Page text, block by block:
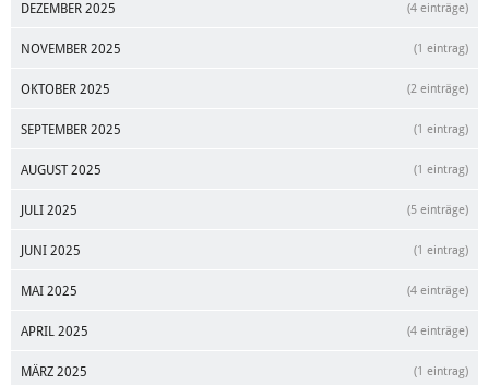
DEZEMBER 2025 (4 einträge)
NOVEMBER 2025 (1 eintrag)
OKTOBER 2025 (2 einträge)
SEPTEMBER 2025 (1 eintrag)
AUGUST 2025 (1 eintrag)
JULI 2025 (5 einträge)
JUNI 2025 (1 eintrag)
MAI 2025 (4 einträge)
APRIL 2025 (4 einträge)
MÄRZ 2025 (1 eintrag)